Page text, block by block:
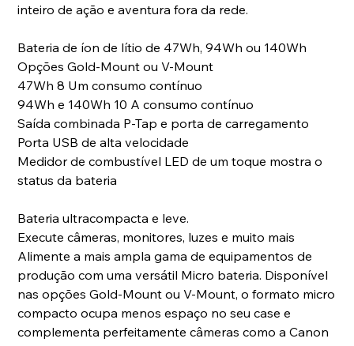
inteiro de ação e aventura fora da rede.
Bateria de íon de lítio de 47Wh, 94Wh ou 140Wh
Opções Gold-Mount ou V-Mount
47Wh 8 Um consumo contínuo
94Wh e 140Wh 10 A consumo contínuo
Saída combinada P-Tap e porta de carregamento
Porta USB de alta velocidade
Medidor de combustível LED de um toque mostra o
status da bateria
Bateria ultracompacta e leve.
Execute câmeras, monitores, luzes e muito mais
Alimente a mais ampla gama de equipamentos de
produção com uma versátil Micro bateria. Disponível
nas opções Gold-Mount ou V-Mount, o formato micro
compacto ocupa menos espaço no seu case e
complementa perfeitamente câmeras como a Canon